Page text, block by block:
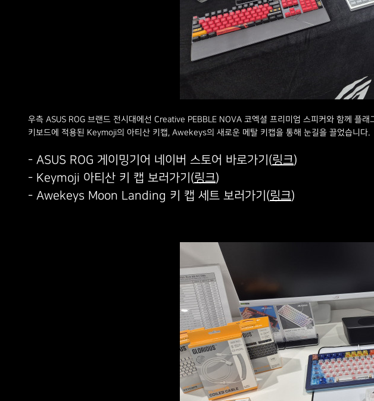
우측 ASUS ROG 브랜드 전시대에선 Creative PEBBLE NOVA 코엑셜 프리미엄 스피커와 함께 플
키보드에 적용된 Keymoji의 아티산 키캡, Awekeys의 새로운 메탈 키캡을 통해 눈길을 끌었습니다.
- ASUS ROG 게이밍기어 네이버 스토어 바로가기(링크)
- Keymoji 아티산 키 캡 보러가기(링크)
- Awekeys Moon Landing 키 캡 세트 보러가기(링크)